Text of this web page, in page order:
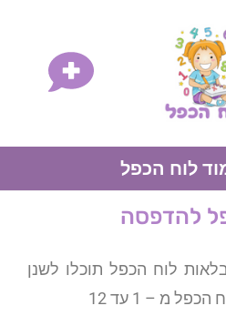
לוח הכפל
להדפסה
לוח הכפל תוכלו לשנן
מ – 1 עד 12